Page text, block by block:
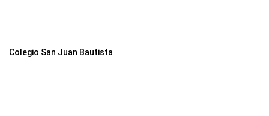
Colegio San Juan Bautista